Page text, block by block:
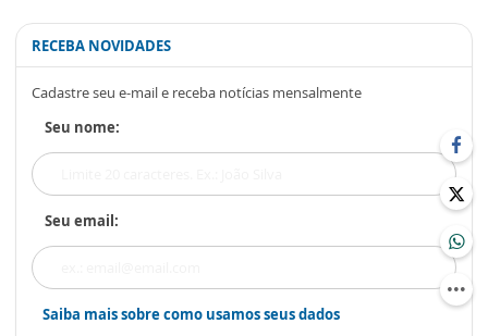
RECEBA NOVIDADES
Cadastre seu e-mail e receba notícias mensalmente
Seu nome:
Seu email:
Saiba mais sobre como usamos seus dados